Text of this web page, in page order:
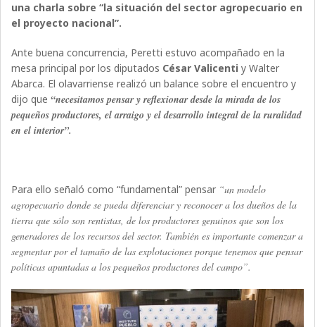
una charla sobre “la situación del sector agropecuario en
el proyecto nacional”.
Ante buena concurrencia, Peretti estuvo acompañado en la
mesa principal por los diputados César Valicenti y Walter
Abarca. El olavarriense realizó un balance sobre el encuentro y
dijo que“necesitamos pensar y reflexionar desde la mirada de los
pequeños productores, el arraigo y el desarrollo integral de la ruralidad
en el interior”.
Para ello señaló como “fundamental” pensar “un modelo
agropecuario donde se pueda diferenciar y reconocer a los dueños de la
tierra que sólo son rentistas, de los productores genuinos que son los
generadores de los recursos del sector. También es importante comenzar a
segmentar por el tamaño de las explotaciones porque tenemos que pensar
políticas apuntadas a los pequeños productores del campo”.